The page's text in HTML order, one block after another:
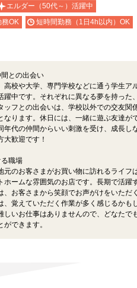
エルダー（50代～）活躍中
務OK
短時間勤務（1日4h以内）OK
との出会い
高校や大学、専門学校などに通う学生ア
躍中です。それぞれに異なる夢を持った
ッフとの出会いは、学校以外での交友関
なります。休日には、一緒に遊ぶ友達が
年代の仲間からいい刺激を受け、成長し
大歓迎です！
職場
元のお客さまがお買い物に訪れるライフは
ホームな雰囲気のお店です。長期で活躍
、お客さまから笑顔でお声がけをいただ
、覚えていただく作業が多く感じるかも
しいお仕事はありませんので、どなたで
ができます。